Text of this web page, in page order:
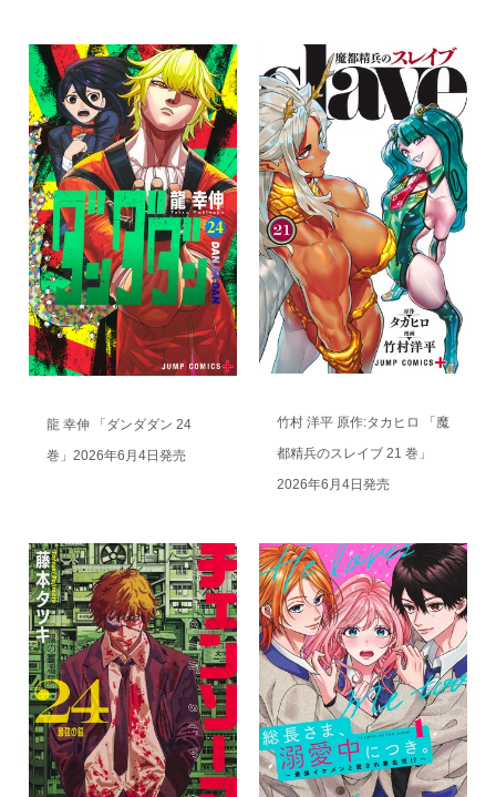
龍 幸伸 「ダンダダン 24
巻」2026年6月4日発売
竹村 洋平 原作:タカヒロ 「魔
都精兵のスレイブ 21 巻」
2026年6月4日発売